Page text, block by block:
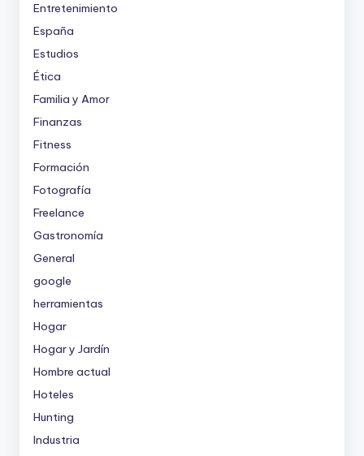
Entretenimiento
España
Estudios
Ética
Familia y Amor
Finanzas
Fitness
Formación
Fotografía
Freelance
Gastronomía
General
google
herramientas
Hogar
Hogar y Jardín
Hombre actual
Hoteles
Hunting
Industria